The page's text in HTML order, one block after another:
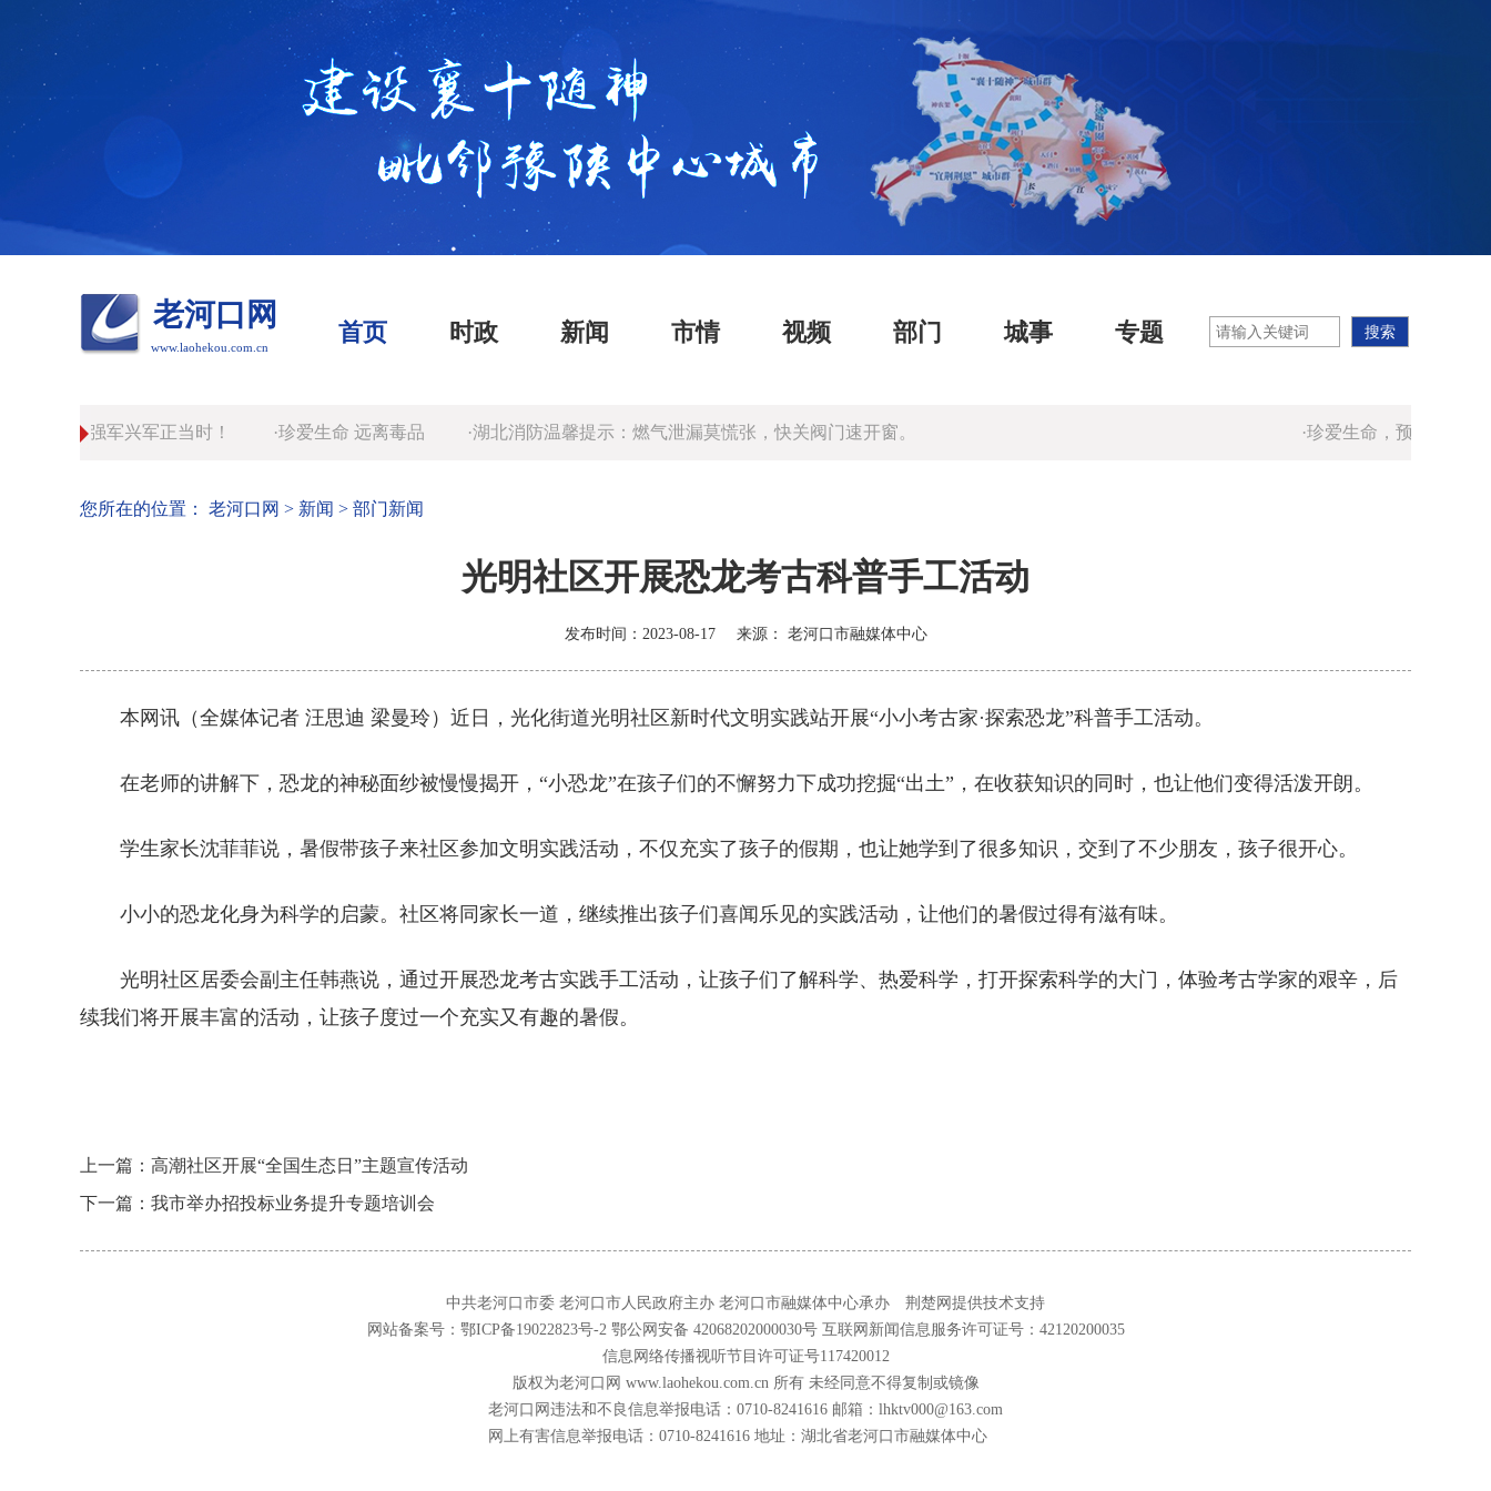
老河口网
www.laohekou.com.cn
首页 时政 新闻 市情 视频 部门 城事 专题
国志，强军兴军正当时！ ·珍爱生命 远离毒品 ·湖北消防温馨提示：燃气泄漏莫慌张，快关阀门速开窗。 ·珍爱生命，预防溺水！
您所在的位置： 老河口网 > 新闻 > 部门新闻
光明社区开展恐龙考古科普手工活动
发布时间：2023-08-17 来源： 老河口市融媒体中心
本网讯（全媒体记者 汪思迪 梁曼玲）近日，光化街道光明社区新时代文明实践站开展“小小考古家·探索恐龙”科普手工活动。
在老师的讲解下，恐龙的神秘面纱被慢慢揭开，“小恐龙”在孩子们的不懈努力下成功挖掘“出土”，在收获知识的同时，也让他们变得活泼开朗。
学生家长沈菲菲说，暑假带孩子来社区参加文明实践活动，不仅充实了孩子的假期，也让她学到了很多知识，交到了不少朋友，孩子很开心。
小小的恐龙化身为科学的启蒙。社区将同家长一道，继续推出孩子们喜闻乐见的实践活动，让他们的暑假过得有滋有味。
光明社区居委会副主任韩燕说，通过开展恐龙考古实践手工活动，让孩子们了解科学、热爱科学，打开探索科学的大门，体验考古学家的艰辛，后
续我们将开展丰富的活动，让孩子度过一个充实又有趣的暑假。
上一篇：高潮社区开展“全国生态日”主题宣传活动
下一篇：我市举办招投标业务提升专题培训会
中共老河口市委 老河口市人民政府主办 老河口市融媒体中心承办 荆楚网提供技术支持
网站备案号： 鄂ICP备19022823号-2鄂公网安备 42068202000030号 互联网新闻信息服务许可证号：42120200035
信息网络传播视听节目许可证号117420012
版权为老河口网 www.laohekou.com.cn 所有 未经同意不得复制或镜像
老河口网违法和不良信息举报电话：0710-8241616 邮箱：lhktv000@163.com
网上有害信息举报电话：0710-8241616 地址：湖北省老河口市融媒体中心